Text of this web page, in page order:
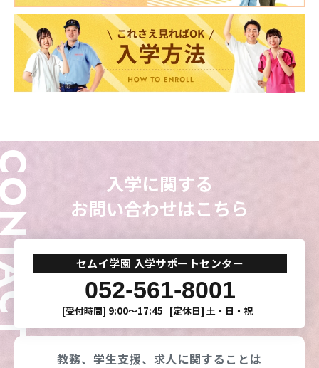
入学に関する
お問い合わせはこちら
セムイ学園 入学サポートセンター
052-561-8001
[受付時間] 9:00〜17:45 [定休日] 土・日・祝
教務、学生支援、 求人に関することは
東海医療科学
専門学校
東海歯科医療
専門学校
東海医療工学
東海医療科学
専門学校
東海歯科医療
専門学校
東海医療工学
東海医療科学
専門学校
東海歯科医療
専門学校
東海医療工学
東海医療科学
専門学校
東海歯科医療
専門学校
東海医療工学